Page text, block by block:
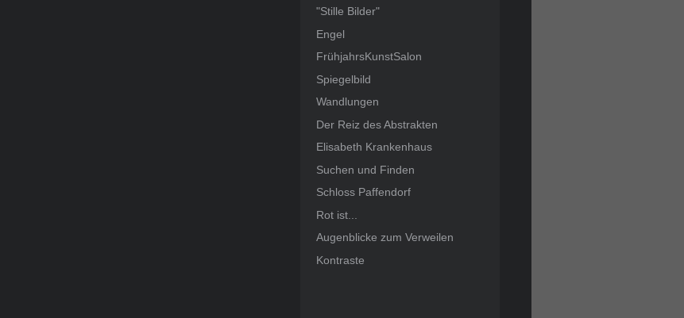
"Stille Bilder"
Engel
FrühjahrsKunstSalon
Spiegelbild
Wandlungen
Der Reiz des Abstrakten
Elisabeth Krankenhaus
Suchen und Finden
Schloss Paffendorf
Rot ist...
Augenblicke zum Verweilen
Kontraste